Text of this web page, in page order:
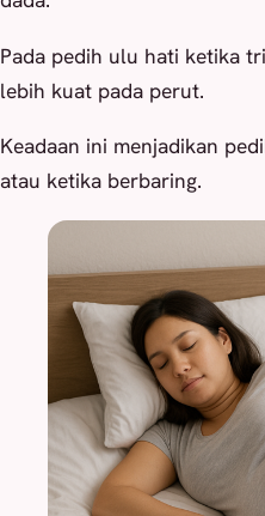
Pada pedih ulu hati ketika
lebih kuat pada perut.
Keadaan ini menjadikan
atau ketika berbaring.